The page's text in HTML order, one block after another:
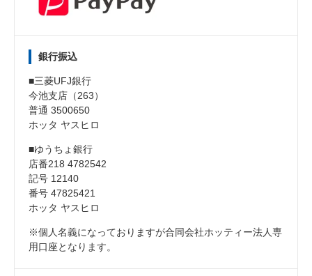
銀行振込
■三菱UFJ銀行
今池支店（263）
普通 3500650
ホッタ ヤスヒロ
■ゆうちょ銀行
店番218 4782542
記号 12140
番号 47825421
ホッタ ヤスヒロ
※個人名義になっておりますが合同会社ホッティー法人専
用口座となります。